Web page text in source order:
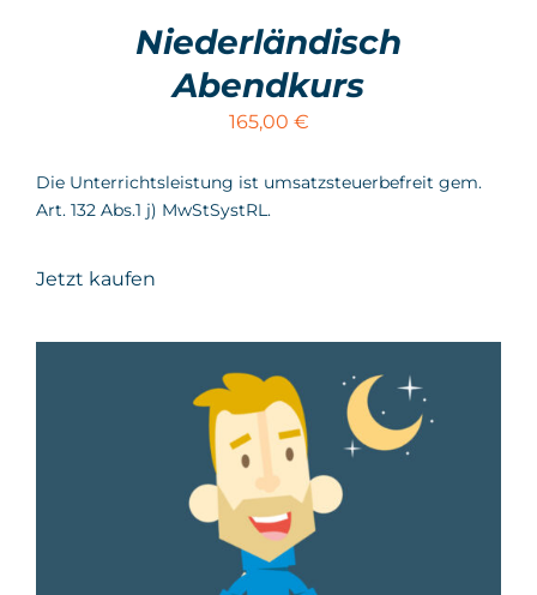
Niederländisch
Abendkurs
165,00 €
Die Unterrichtsleistung ist umsatzsteuerbefreit gem.
Art. 132 Abs.1 j) MwStSystRL.
Jetzt kaufen